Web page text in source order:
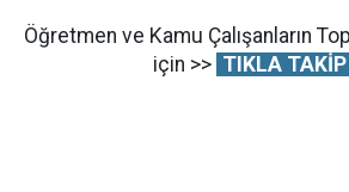
Öğretmen ve Kamu Çalışanların
için >> TIKLA